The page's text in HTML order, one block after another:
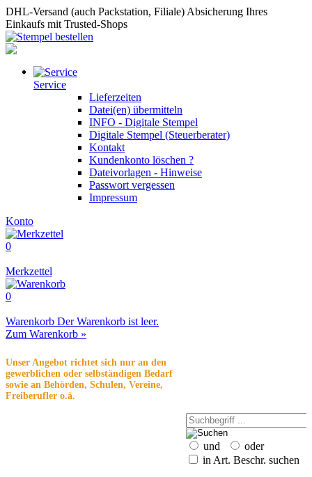
DHL-Versand (auch Packstation, Filiale) Absicherung Ihres
Einkaufs mit Trusted-Shops
Service
Lieferzeiten
Datei(en) übermitteln
INFO - Digitale Stempel
Digitale Stempel (Steuerberater)
Kontakt
Kundenkonto löschen ?
Dateivorlagen - Hinweise
Passwort vergessen
Impressum
Konto
0
Merkzettel
0
Warenkorb Der Warenkorb ist leer.
Zum Warenkorb »
Unser Angebot richtet sich nur an den
gewerblichen oder selbständigen Bedarf
sowie an Behörden, Schulen, Vereine,
Freiberufler o.ä.
und
oder
in Art. Beschr. suchen